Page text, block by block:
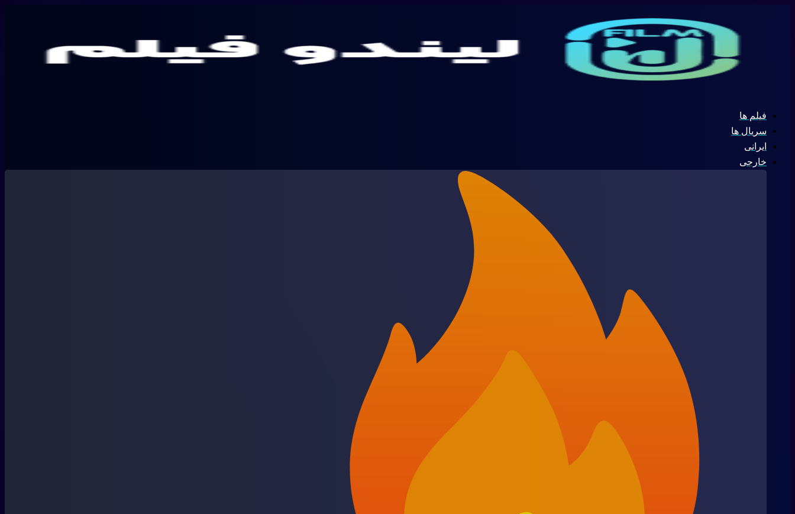
فیلم ها
سریال ها
ایرانی
خارجی